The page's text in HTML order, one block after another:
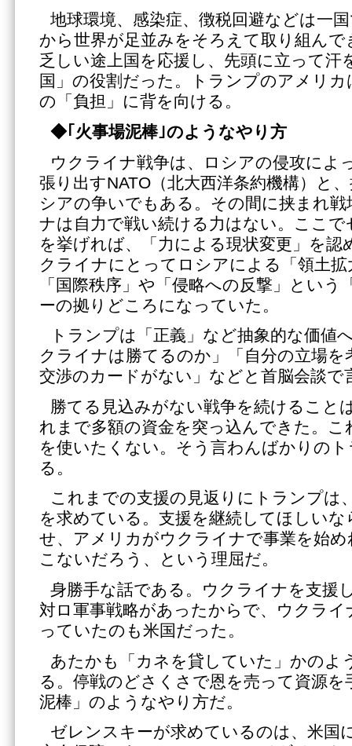
地球環境、感染症、徴税回避などは一
から世界が足並みをそろえて取り組んで
乏しい途上国を応援し、先頭に立って汗
国」の役割だった。トランプのアメリ
の「負担」に背を向ける。
◆｢火事場泥棒｣のようなやり方
ウクライナ戦争は、ロシアの侵攻によ
張り出すNATO（北大西洋条約機構）と
シアの争いでもある。その間に挟まれ
ナは自力で戦い続ける力はない。ここ
を挙げれば、「力による現状変更」を認
クライナにとってロシアによる「領土
「国際秩序」や「侵略への反撃」とい
ーの拠りどころになっていた。
トランプは「正義」など抽象的な価値
クライナは勝てるのか」「自分の立場
交渉のカードがない」などと首脳会談で
勝てる見込みがない戦争を続けること
れまで多額の資金を突っ込んできた。こ
を使いたくない。そう言わんばかりの
る。
これまでの支援の見返りにトランプは
を求めている。支援を継続してほしい
せ、アメリカがウクライナで事業を始
こないだろう、という理屈だ。
身勝手な話である。ウクライナを支援
対ロ軍事戦略があったからで、ウクライ
っていたのも米国だった。
あたかも「カネを貸していた」かのよ
る。停戦のどさくさで恩を売って資源を
泥棒」のようなやり方だ。
ゼレンスキーが求めているのは、米国